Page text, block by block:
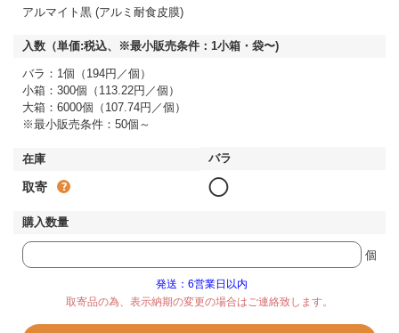
アルマイト黒 (アルミ耐食皮膜)
バラ：1個（194円／個）
小箱：300個（113.22円／個）
大箱：6000個（107.74円／個）
※最小販売条件：50個～
取寄 ◯
個
発送：6営業日以内
取寄品の為、表示納期の変更の場合はご連絡致します。